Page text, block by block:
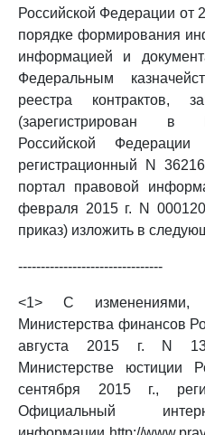
Российской Федерации от
порядке формирования
информацией и
Федеральным
реестра контрактов,
(зарегистрирован в
Российской
регистрационный N
портал правовой
февраля 2015 г. N
приказ) изложить в
--------------------------------
<1> С изменениями,
Министерства финансов
августа 2015 г. N
Министерстве юстиции
сентября 2015 г.,
Официальный